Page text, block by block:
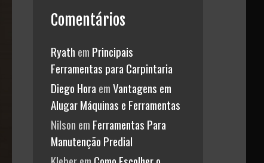
Comentários
Ryath em Principais
Ferramentas para Carpintaria
Diego Hora emVantagens em
Alugar Máquinas e Ferramentas
Nilson em Ferramentas Para
Manutenção Predial